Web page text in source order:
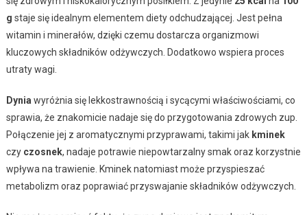
g staje się idealnym elementem diety odchudzającej. Jest pełna
witamin i minerałów, dzięki czemu dostarcza organizmowi
kluczowych składników odżywczych. Dodatkowo wspiera proces
utraty wagi.
Dynia wyróżnia się lekkostrawnością i sycącymi właściwościami, co
sprawia, że znakomicie nadaje się do przygotowania zdrowych zup.
Połączenie jej z aromatycznymi przyprawami, takimi jak kminek
czy czosnek, nadaje potrawie niepowtarzalny smak oraz korzystnie
wpływa na trawienie. Kminek natomiast może przyspieszać
metabolizm oraz poprawiać przyswajanie składników odżywczych.